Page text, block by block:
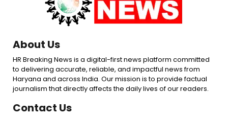
About Us
HR Breaking News is a digital-first news platform committed
to delivering accurate, reliable, and impactful news from
Haryana and across India. Our mission is to provide factual
journalism that directly affects the daily lives of our readers.
Contact Us